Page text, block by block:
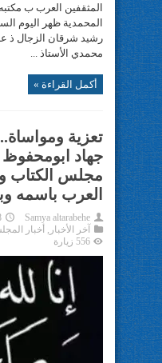
المثقفين العرب ب
رشيد شرقان الزجال ذ
محمدي الأستاذ ...
أكمل القراءة »
تعزية
جهاد
مجلس الكتاب
العرب باسمه
Samya altarabehe
آخر الأخبار , أخبار
556 زيارة